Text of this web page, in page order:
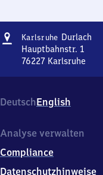
Adresse
Karlsruhe Durlach
Hauptbahnstr. 1
76227 Karlsruhe
Hauptbahnstr.
1,
6
2
7
DeutschEnglish
Analyse verwalten
Compliance
Datenschutzhinweise